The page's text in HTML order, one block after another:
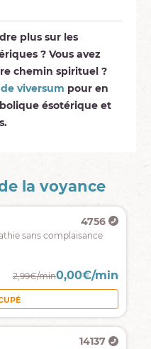
plus sur les
? Vous avez
chemin spirituel ?
viversum pour en
ésotérique et
la voyance
4756
sans complaisance
2,99€/min0,00€/min
14137